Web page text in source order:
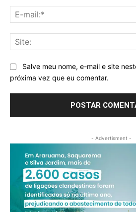
Salve meu nome, e-mail e site
próxima vez que eu comentar.
- Advertisment -